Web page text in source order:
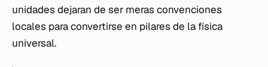
unidades dejaran de ser meras convenciones
locales para convertirse en pilares de la física
universal.